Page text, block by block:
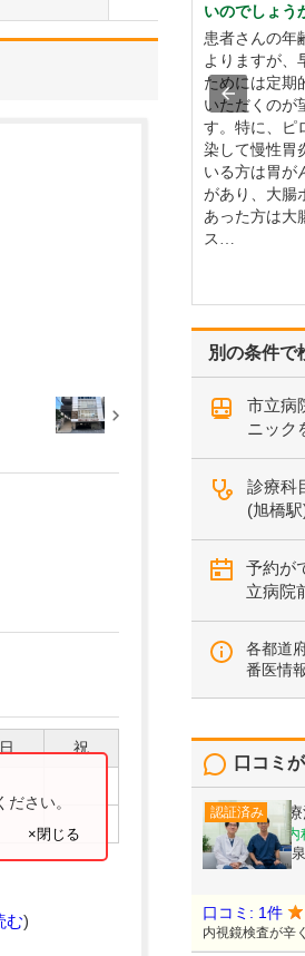
日 祝
さい。
×閉じる
む)
別の条件で
市立病
ニック
診療科
(旭橋駅
予約が
立病院
各都道
番医情
口コミ
認証済み 医
内科, 消化器
沖縄県那覇市
口コミ: 1件
内視鏡検査が辛
いのでしょう
患者さんの年
よりますが、
ためには定期
いただくのが
す。特に、ピ
染して慢性胃
いる方は胃が
があり、大腸
あった方は大
ス…